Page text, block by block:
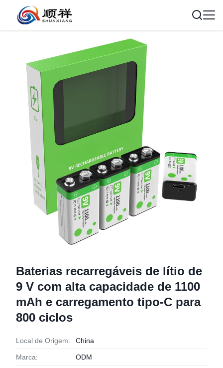
Baterias recarregáveis de lítio de
9 V com alta capacidade de 1100
mAh e carregamento tipo-C para
800 ciclos
Local de Origem: China
Marca: ODM